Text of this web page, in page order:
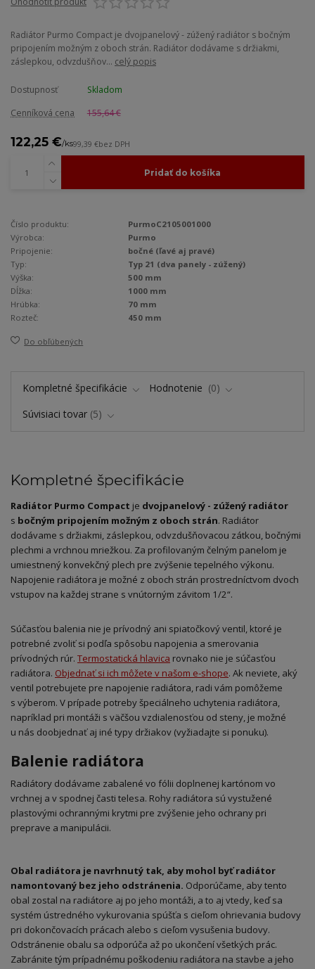
Radiátor Purmo Compact je dvojpanelový - zúžený radiátor s bočným
pripojením možným z oboch strán. Radiátor dodávame s držiakmi,
záslepkou, odvzdušňov... celý popis
Dostupnosť
Skladom
Cenníková cena
155,64 €
122,25 €/ks99,39 €bez DPH
Pridať do košíka
Číslo produktu:
PurmoC2105001000
Výrobca:
Purmo
Pripojenie:
bočné (ľavé aj pravé)
Typ:
Typ 21 (dva panely - zúžený)
Výška:
500 mm
Dĺžka:
1000 mm
Hrúbka:
70 mm
Rozteč:
450 mm
Do obľúbených
Kompletné špecifikácie Hodnotenie
0
Súvisiaci tovar 5
Kompletné špecifikácie
Radiátor Purmo Compact je dvojpanelový - zúžený radiátor
s bočným pripojením možným z oboch strán. Radiátor
dodávame s držiakmi, záslepkou, odvzdušňovacou zátkou, bočnými
plechmi a vrchnou mriežkou. Za profilovaným čelným panelom je
umiestnený konvekčný plech pre zvýšenie tepelného výkonu.
Napojenie radiátora je možné z oboch strán prostredníctvom dvoch
vstupov na každej strane s vnútorným závitom 1/2“.
Súčasťou balenia nie je prívodný ani spiatočkový ventil, ktoré je
potrebné zvoliť si podľa spôsobu napojenia a smerovania
prívodných rúr. Termostatická hlavica rovnako nie je súčasťou
radiátora. Objednať si ich môžete v našom e-shope. Ak neviete, aký
ventil potrebujete pre napojenie radiátora, radi vám pomôžeme
s výberom. V prípade potreby špeciálneho uchytenia radiátora,
napríklad pri montáži s väčšou vzdialenosťou od steny, je možné
u nás doobjednať aj iné typy držiakov (vyžiadajte si ponuku).
Balenie radiátora
Radiátory dodávame zabalené vo fólii doplnenej kartónom vo
vrchnej a v spodnej časti telesa. Rohy radiátora sú vystužené
plastovými ochrannými krytmi pre zvýšenie jeho ochrany pri
preprave a manipulácii.
Obal radiátora je navrhnutý tak, aby mohol byť radiátor
namontovaný bez jeho odstránenia. Odporúčame, aby tento
obal zostal na radiátore aj po jeho montáži, a to aj vtedy, keď sa
systém ústredného vykurovania spúšťa s cieľom ohrievania budovy
pri dokončovacích prácach alebo s cieľom vysušenia budovy.
Odstránenie obalu sa odporúča až po ukončení všetkých prác.
Zabránite tým prípadnému poškodeniu radiátora na stavbe a jeho